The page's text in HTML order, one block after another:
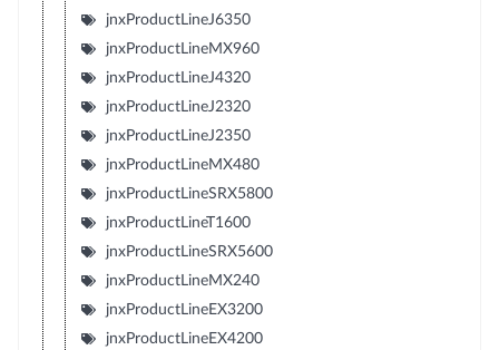
jnxProductLineJ6350
jnxProductLineMX960
jnxProductLineJ4320
jnxProductLineJ2320
jnxProductLineJ2350
jnxProductLineMX480
jnxProductLineSRX5800
jnxProductLineT1600
jnxProductLineSRX5600
jnxProductLineMX240
jnxProductLineEX3200
jnxProductLineEX4200